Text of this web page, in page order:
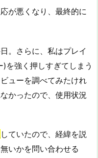
が悪くなり、最終的に
。さらに、私はプレイ
を強く押しすぎてしまう
ューを調べてみたけれ
かったので、使用状況
していたので、経緯を説
いかを問い合わせる